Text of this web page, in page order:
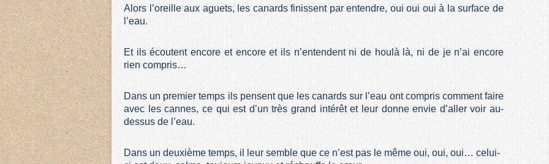
Alors l’oreille aux aguets, les canards finissent par entendre, oui oui oui à la surface de
l’eau.
Et ils écoutent encore et encore et ils n’entendent ni de houlà là, ni de je n’ai encore
rien compris…
Dans un premier temps ils pensent que les canards sur l’eau ont compris comment faire
avec les cannes, ce qui est d’un très grand intérêt et leur donne envie d’aller voir au-
dessus de l’eau.
Dans un deuxième temps, il leur semble que ce n’est pas le même oui, oui, oui… celui-